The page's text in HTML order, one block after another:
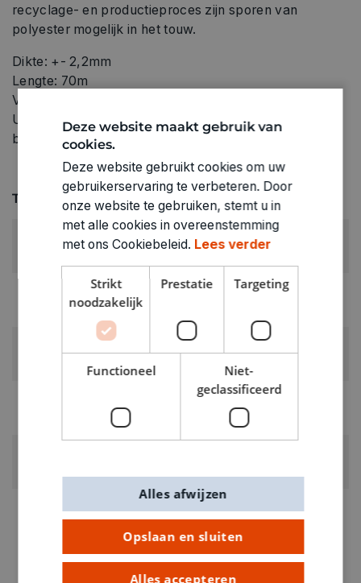
recyclage- en productieproces zijn sporen van
polyester mogelijk in het touw.
Dikte: +- 2,2mm
Lengte: 70m
Vochtbestendigheid: groot absorberend vermogen
UV-bestendig: verkleurt en verzwakt niet door
blootstelling aan zonlicht.
Technische specificaties
LEVERANCIERSKLEUR:
Katoenkoord
Deze website maakt gebruik van
cookies.
Deze website gebruikt cookies om uw
gebruikerservaring te verbeteren. Door
onze website te gebruiken, stemt u in
met alle cookies in overeenstemming
met ons Cookiebeleid. Lees verder
Strikt
noodzakelijk
Prestatie Targeting
Functioneel
Niet-
geclassificeerd
Opslaan en sluiten
Alles accepteren
Alles afwijzen